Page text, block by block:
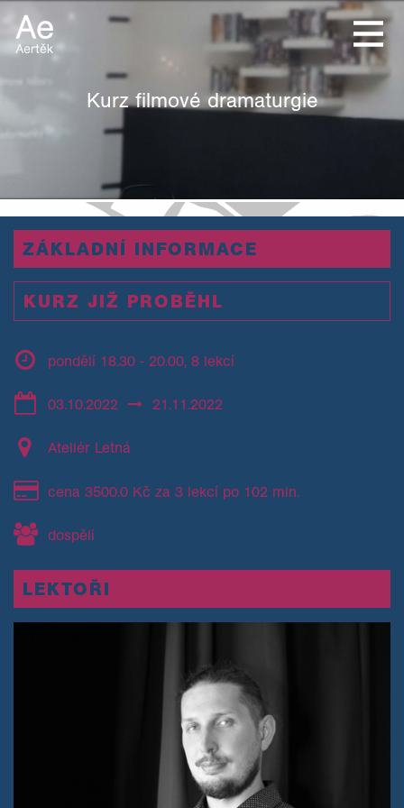
Kurz filmové dramaturgie
ZÁKLADNÍ INFORMACE
KURZ JIŽ PROBĚHL
pondělí 18.30 - 20.00, 8 lekcí
03.10.2022 21.11.2022
Ateliér Letná
cena 3500.0 Kč za 3 lekcí po 102 min.
dospělí
LEKTOŘI